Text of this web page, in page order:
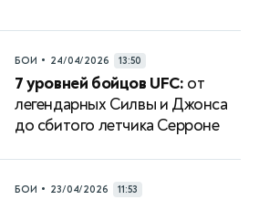
БОИ • 24/04/2026 13:50
7 уровней бойцов UFC: от
легендарных Силвы и Джонса
до сбитого летчика Серроне
БОИ • 23/04/2026 11:53